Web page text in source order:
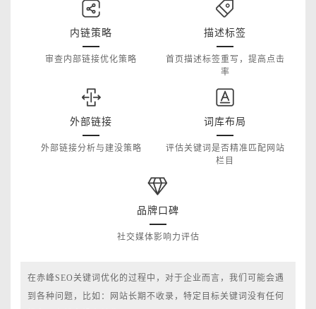
内链策略
审查内部链接优化策略
描述标签
首页描述标签重写，提高点击
率
外部链接
外部链接分析与建没策略
词库布局
评估关键词是否精准匹配网站
栏目
品牌口碑
社交媒体影响力评估
在赤峰SEO关键词优化的过程中，对于企业而言，我们可能会遇
到各种问题，比如：网站长期不收录，特定目标关键词没有任何